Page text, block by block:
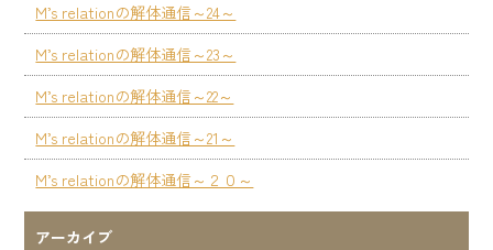
M’s relationの解体通信～24～
M’s relationの解体通信～23～
M’s relationの解体通信～22～
M’s relationの解体通信～21～
M’s relationの解体通信～２０～
アーカイブ